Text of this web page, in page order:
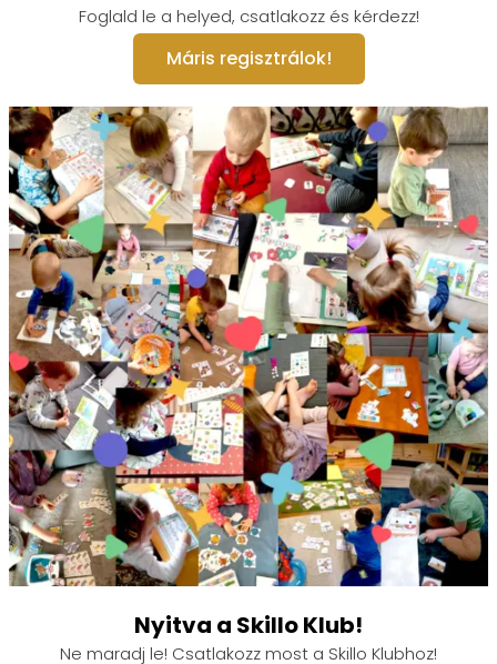
Foglald le a helyed, csatlakozz és kérdezz!
Máris regisztrálok!
Nyitva a Skillo Klub!
Ne maradj le! Csatlakozz most a Skillo Klubhoz!